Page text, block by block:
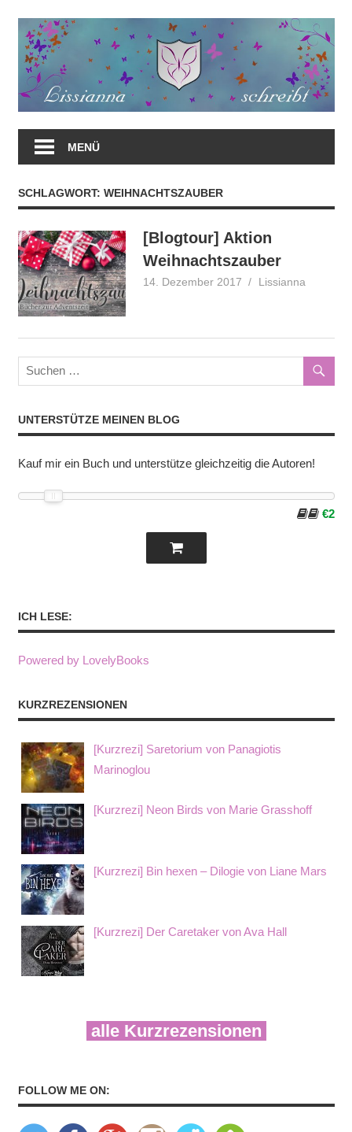
springen
MENÜ
SCHLAGWORT: WEIHNACHTSZAUBER
[Blogtour] Aktion
Weihnachtszauber
14. Dezember 2017 Lissianna
UNTERSTÜTZE MEINEN BLOG
Kauf mir ein Buch und unterstütze gleichzeitig die Autoren!
€2
ICH LESE:
Powered by LovelyBooks
KURZREZENSIONEN
[Kurzrezi] Saretorium von Panagiotis
Marinoglou
[Kurzrezi] Neon Birds von Marie Grasshoff
[Kurzrezi] Bin hexen – Dilogie von Liane Mars
[Kurzrezi] Der Caretaker von Ava Hall
alle Kurzrezensionen
FOLLOW ME ON: